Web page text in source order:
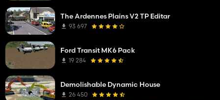
The Ardennes Plains V2 TP Editar
93 697
Ford Transit MK6 Pack
19 284
Demolishable Dynamic House
26 450